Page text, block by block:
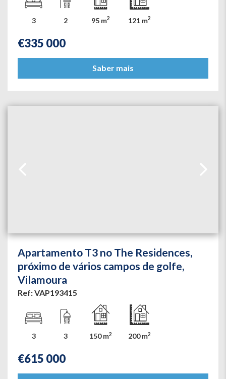
3 2 95 m2 121 m2
€335 000
Saber mais
Apartamento T3 no The Residences,
próximo de vários campos de golfe,
Vilamoura
Ref: VAP193415
3 3 150 m2 200 m2
€615 000